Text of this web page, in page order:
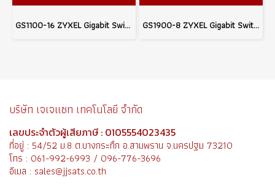
GS1100-16 ZYXEL Gigabit Switching Hub 16 Port For WiFi & Wired Network infrastructure system GS1900-8 ZYXEL Gigabit Switching Hub 8 Port Network system wifi & Wired system
บริษัท เจเจแซท เทคโนโลยี จำกัด
เลขประจำตัวผู้เสียภาษี : 0105554023435
ที่อยู่ : 54/52 ม.8 ต.บางกระทึก อ.สามพราน จ.นครปฐม 73210
โทร : 061-992-6993 / 096-776-3696
อีเมล : sales@jjsats.co.th